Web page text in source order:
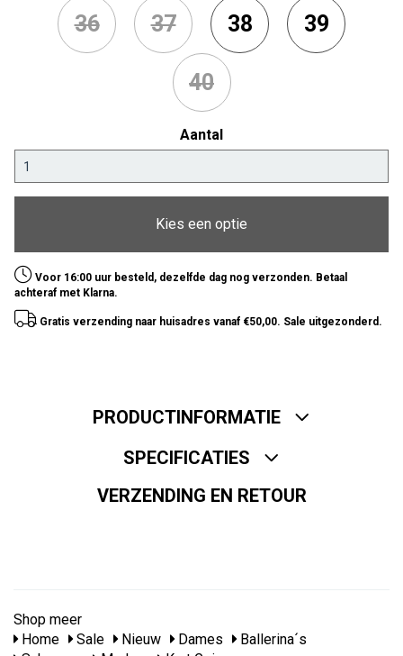
36 37 38 39
40
Aantal
Kies een optie
Voor 16:00 uur besteld, dezelfde dag nog verzonden. Betaal
achteraf met Klarna.
Gratis verzending naar huisadres vanaf €50,00. Sale uitgezonderd.
PRODUCTINFORMATIE
SPECIFICATIES
VERZENDING EN RETOUR
Shop meer
Home
Sale Nieuw Dames
Ballerina´s